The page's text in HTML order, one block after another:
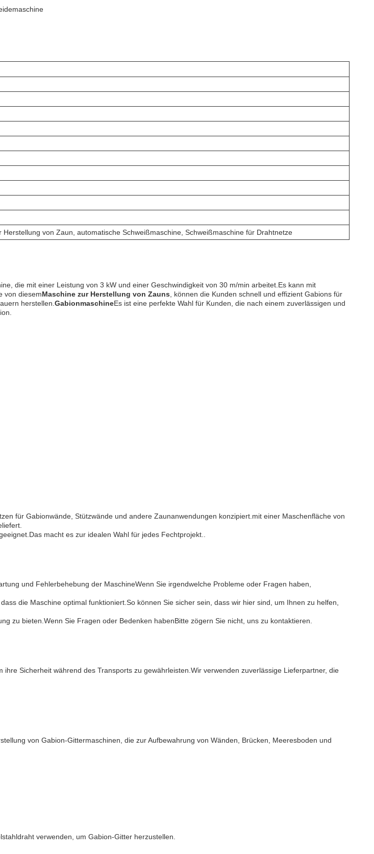
von Zaun, automatische Schweißmaschine, Schweißmaschine für Drahtnetze
die mit einer Leistung von 3 kW und einer Geschwindigkeit von 30 m/min arbeitet.Es kann mit
von diesemMaschine zur Herstellung von Zauns , können die Kunden schnell und effizient Gabions für
herstellen. GabionmaschineEs ist eine perfekte Wahl für Kunden, die nach einem zuverlässigen und
für Gabionwände, Stützwände und andere Zaunanwendungen konzipiert.mit einer Maschenfläche von
macht es zur idealen Wahl für jedes Fechtprojekt..
und Fehlerbehebung der MaschineWenn Sie irgendwelche Probleme oder Fragen haben,
die Maschine optimal funktioniert.So können Sie sicher sein, dass wir hier sind, um Ihnen zu helfen,
zu bieten.Wenn Sie Fragen oder Bedenken habenBitte zögern Sie nicht, uns zu kontaktieren.
Sicherheit während des Transports zu gewährleisten.Wir verwenden zuverlässige Lieferpartner, die
von Gabion-Gittermaschinen, die zur Aufbewahrung von Wänden, Brücken, Meeresboden und
verwenden, um Gabion-Gitter herzustellen.